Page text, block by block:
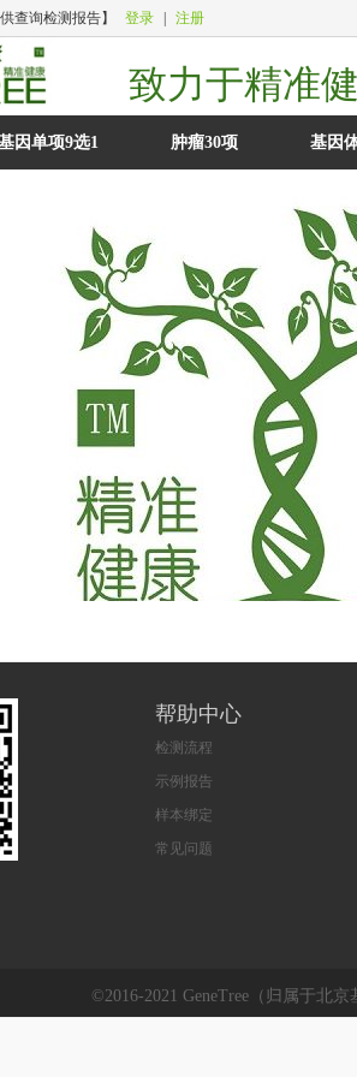
查询检测报告】 登录 注册
致力于精准
因单项9选1 肿瘤30项 基因
帮助中心
检测流程
示例报告
样本绑定
常见问题
©2016-2021 GeneTree（归属于北